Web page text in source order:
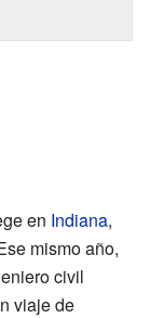
en Indiana,
mismo año,
civil
viaje de